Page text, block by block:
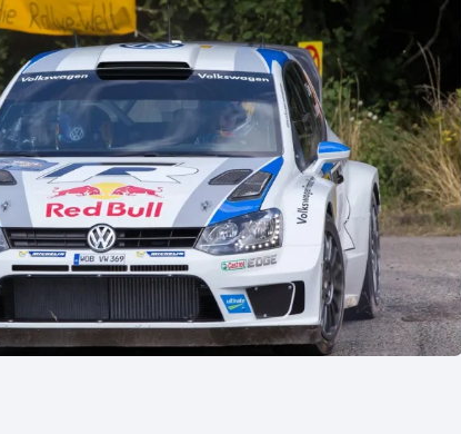
Moderní pětiboj
Motorsport
Olympijské hry
Parasport
Plavání
Plážový volejbal
Triatlon
Veslování
Vodní slalom
Volejbal
Ostatní